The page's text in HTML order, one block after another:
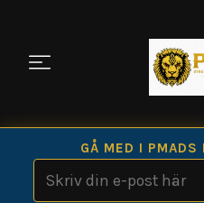
GÅ MED I PMADS